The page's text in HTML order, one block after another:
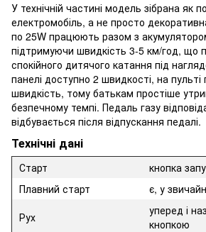
У технічній частині модель зібрана як
електромобіль, а не просто
по 25W працюють разом з
підтримуючи швидкість 3-5 км/год, що
спокійного дитячого катання під
панелі доступно 2 швидкості, на
швидкість, тому батькам простіше
безпечному темпі. Педаль газу
відбувається після відпускання педалі.
Технічні дані
Старт
кнопка
Плавний старт
є, у
Рух
уперед і
кнопкою